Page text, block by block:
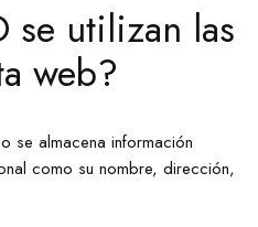
se utilizan las
web?
se almacena información
como su nombre, dirección,